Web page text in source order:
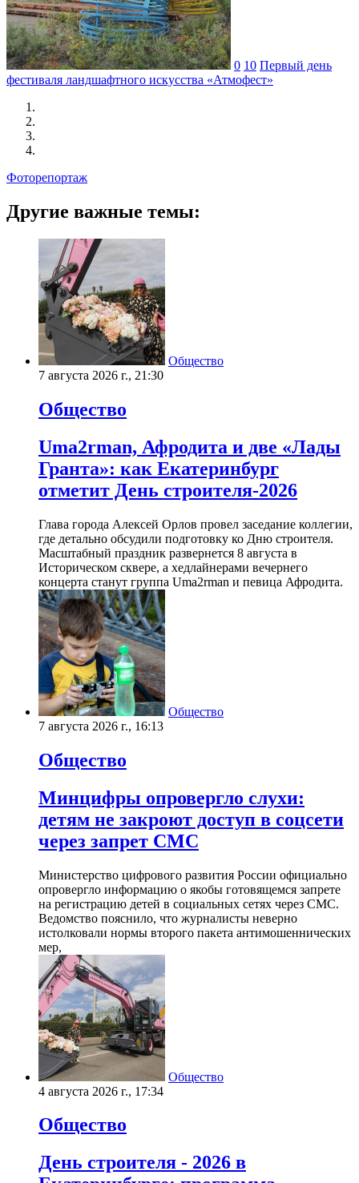
0 10 Первый день
фестиваля ландшафтного искусства «Атмофест»
Фоторепортаж
Другие важные темы:
Общество
7 августа 2026 г., 21:30
Общество
Uma2rman, Афродита и две «Лады
Гранта»: как Екатеринбург
отметит День строителя-2026
Глава города Алексей Орлов провел заседание коллегии,
где детально обсудили подготовку ко Дню строителя.
Масштабный праздник развернется 8 августа в
Историческом сквере, а хедлайнерами вечернего
концерта станут группа Uma2rman и певица Афродита.
Общество
7 августа 2026 г., 16:13
Общество
Минцифры опровергло слухи:
детям не закроют доступ в соцсети
через запрет СМС
Министерство цифрового развития России официально
опровергло информацию о якобы готовящемся запрете
на регистрацию детей в социальных сетях через СМС.
Ведомство пояснило, что журналисты неверно
истолковали нормы второго пакета антимошеннических
мер,
Общество
4 августа 2026 г., 17:34
Общество
День строителя - 2026 в